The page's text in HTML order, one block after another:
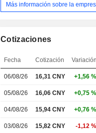
Más información sobre la
Cotizaciones
Fecha Cotización Variación
06/08/26 16,31 CNY +1,56 %
05/08/26 16,06 CNY +0,75 %
04/08/26 15,94 CNY +0,76 %
03/08/26 15,82 CNY -1,12 %